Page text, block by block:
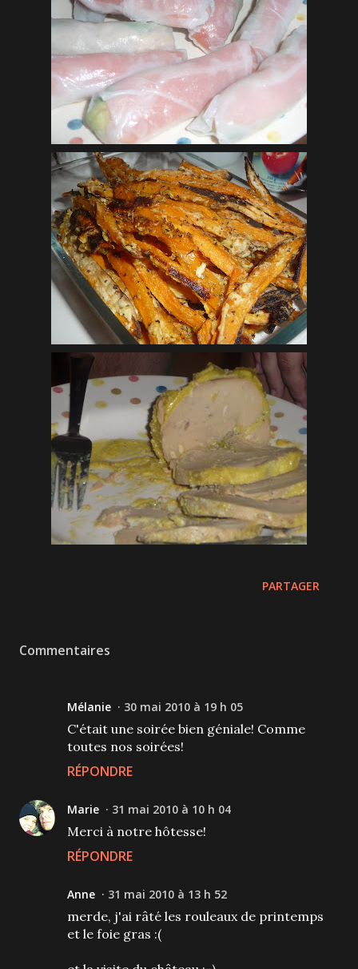
PARTAGER
Commentaires
Mélanie 30 mai 2010 à 19 h 05
C'était une soirée bien géniale! Comme
toutes nos soirées!
RÉPONDRE
Marie 31 mai 2010 à 10 h 04
Merci à notre hôtesse!
RÉPONDRE
Anne 31 mai 2010 à 13 h 52
merde, j'ai râté les rouleaux de printemps
et le foie gras :(